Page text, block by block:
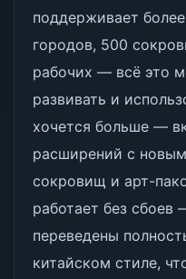
поддерживает
городов, 500
рабочих — всё это
развивать и
хочется больше —
расширений с
сокровищ и арт-
работает без
переведены
китайском стиле,